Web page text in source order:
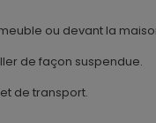
ou devant la
de façon suspendue.
de transport.